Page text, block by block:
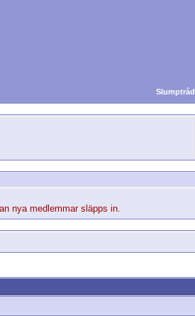
Slumptråd
nya medlemmar släpps in.